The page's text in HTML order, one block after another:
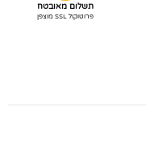
תשלום מאובטח
פרוטוקול SSL מוצפן